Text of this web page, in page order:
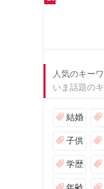
人気のキー
いま話題の
結婚
子供
学歴